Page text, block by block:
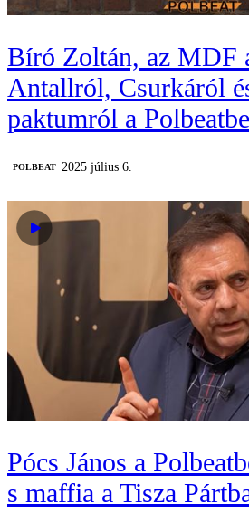
Bíró Zoltán, az MDF
Antallról, Csurkáról
paktumról a
‎POLBEAT 2025 július 6.
Pócs János a
s maffia a Tisza